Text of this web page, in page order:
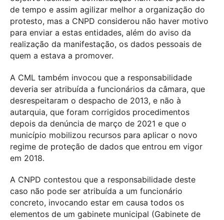
de tempo e assim agilizar melhor a organização do
protesto, mas a CNPD considerou não haver motivo
para enviar a estas entidades, além do aviso da
realização da manifestação, os dados pessoais de
quem a estava a promover.
A CML também invocou que a responsabilidade
deveria ser atribuída a funcionários da câmara, que
desrespeitaram o despacho de 2013, e não à
autarquia, que foram corrigidos procedimentos
depois da denúncia de março de 2021 e que o
município mobilizou recursos para aplicar o novo
regime de proteção de dados que entrou em vigor
em 2018.
A CNPD contestou que a responsabilidade deste
caso não pode ser atribuída a um funcionário
concreto, invocando estar em causa todos os
elementos de um gabinete municipal (Gabinete de